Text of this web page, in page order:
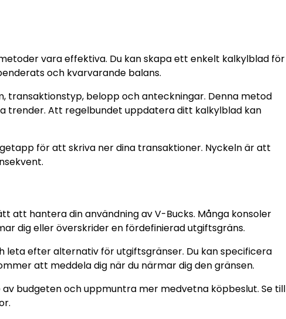
vara effektiva. Du kan skapa ett enkelt kalkylblad för
och kvarvarande balans.
transaktionstyp, belopp och anteckningar. Denna metod
trender. Att regelbundet uppdatera ditt kalkylblad kan
för att skriva ner dina transaktioner. Nyckeln är att
hantera din användning av V-Bucks. Många konsoler
dig eller överskrider en fördefinierad utgiftsgräns.
leta efter alternativ för utgiftsgränser. Du kan specificera
att meddela dig när du närmar dig den gränsen.
budgeten och uppmuntra mer medvetna köpbeslut. Se till